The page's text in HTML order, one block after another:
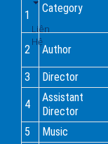
Liên
Hệ
1
Category
2 Author
3 Director
4
Assistant
Director
5
Music